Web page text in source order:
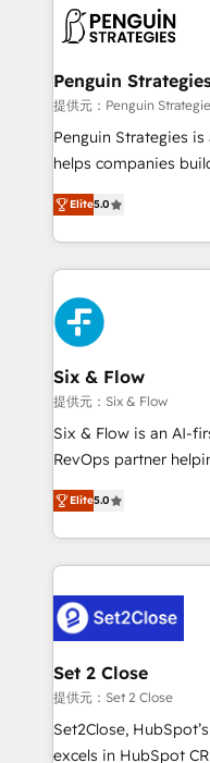
en paralelo cuando
Empiezas a ver
mes. 🏆 HubSpot Partner of the Year 2022, máximo
reconocimiento del
Partner, el nivel más alto. +700
Hospital ABC,
MacStore, Café Britt,
respuestas para
el primer caso de
días.
Penguin
提供元：Penguin
Penguin Strategies
helps companies
operations across
system environments
manufacturing
and fast growing
Fiverr, XM Cyber,
Design Automation and Uptive. 📊
architecture 🔗 CRM
integrations 🤖 AI
enablement & company-
HubSpot
confidence and that
Elite5.0
Six & Flow
提供元：Six & Flow
Six & Flow is an AI-
RevOps partner
grow with clarity,
Operating across the
Canada, we’ve
HubSpot projects
combine HubSpot,
go-to-market
and technology for
growth. Our expertise
architecture, AI
delivered through
Elite5.0
Set 2 Close
提供元：Set 2 Close
Set2Close,
excels in HubSpot